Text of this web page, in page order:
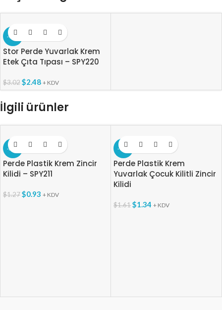
-18%
Stor Perde Yuvarlak Krem
Etek Çıta Tıpası – SPY220
$3.02$2.48 + KDV
İlgili ürünler
-27%
Perde Plastik Krem Zincir
Kilidi – SPY211
$1.27$0.93 + KDV
-17%
Perde Plastik Krem
Yuvarlak Çocuk Kilitli Zincir
Kilidi
$1.61$1.34 + KDV